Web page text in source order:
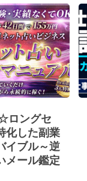
ロングセ
化した副業
イブル～逆
メール鑑定